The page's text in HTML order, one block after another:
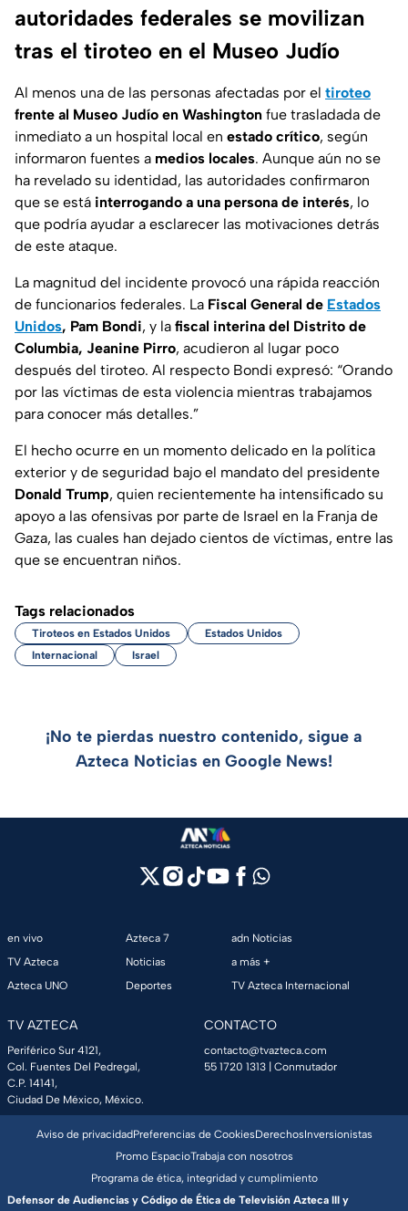
autoridades federales se movilizan
tras el tiroteo en el Museo Judío
Al menos una de las personas afectadas por el tiroteo
frente al Museo Judío en Washington fue trasladada de
inmediato a un hospital local en estado crítico, según
informaron fuentes a medios locales. Aunque aún no se
ha revelado su identidad, las autoridades confirmaron
que se está interrogando a una persona de interés, lo
que podría ayudar a esclarecer las motivaciones detrás
de este ataque.
La magnitud del incidente provocó una rápida reacción
de funcionarios federales. La Fiscal General de Estados
Unidos, Pam Bondi, y la fiscal interina del Distrito de
Columbia, Jeanine Pirro, acudieron al lugar poco
después del tiroteo. Al respecto Bondi expresó: “Orando
por las víctimas de esta violencia mientras trabajamos
para conocer más detalles.”
El hecho ocurre en un momento delicado en la política
exterior y de seguridad bajo el mandato del presidente
Donald Trump, quien recientemente ha intensificado su
apoyo a las ofensivas por parte de Israel en la Franja de
Gaza, las cuales han dejado cientos de víctimas, entre las
que se encuentran niños.
Tags relacionados
Tiroteos en Estados Unidos
Estados Unidos
Internacional
Israel
¡No te pierdas nuestro contenido, sigue a
Azteca Noticias en Google News!
en vivo
TV Azteca
Azteca UNO
Azteca 7
Noticias
Deportes
adn Noticias
a más +
TV Azteca Internacional
TV AZTECA
Periférico Sur 4121,
Col. Fuentes Del Pedregal,
C.P. 14141,
Ciudad De México, México.
CONTACTO
contacto@tvazteca.com
55 1720 1313 | Conmutador
Aviso de privacidadPreferencias de CookiesDerechosInversionistas
Promo EspacioTrabaja con nosotros
Programa de ética, integridad y cumplimiento
Defensor de Audiencias y Código de Ética de Televisión Azteca III y